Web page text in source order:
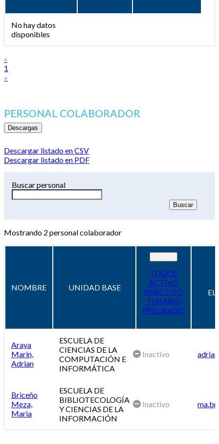
No hay datos
disponibles
«
1
»
PERSONAL COLABORADOR
Descargas
Descargar listado en CSV
Descargar listado en PDF
Buscar personal
Mostrando 2 personal colaborador
NOMBRE UNIDAD BASE
TODOS
ACTIVO
INACTIVO
TESIARIO
PREGRADO
Araya
Marin,
Adrian
ESCUELA DE
CIENCIAS DE LA
COMPUTACIÓN E
INFORMÁTICA
Inactivo
Briceño
Meza,
Maria
ESCUELA DE
BIBLIOTECOLOGÍA
Y CIENCIAS DE LA
INFORMACIÓN
Inactivo